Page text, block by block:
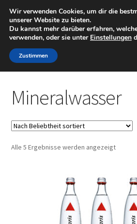
Zur
Navigation
springen
Zum
Inhalt
springen
Minigolfartikel
Shop
Mein Konto
Warenkorb
Start Getränke
Mineralwasser
Alle 5 Ergebnisse werden angezeigtNach
Wir verwenden Cookies, um dir die
unserer Website zu bieten.
Du kannst mehr darüber erfahren,
verwenden, oder sie unter Einstellungen
Zustimmen